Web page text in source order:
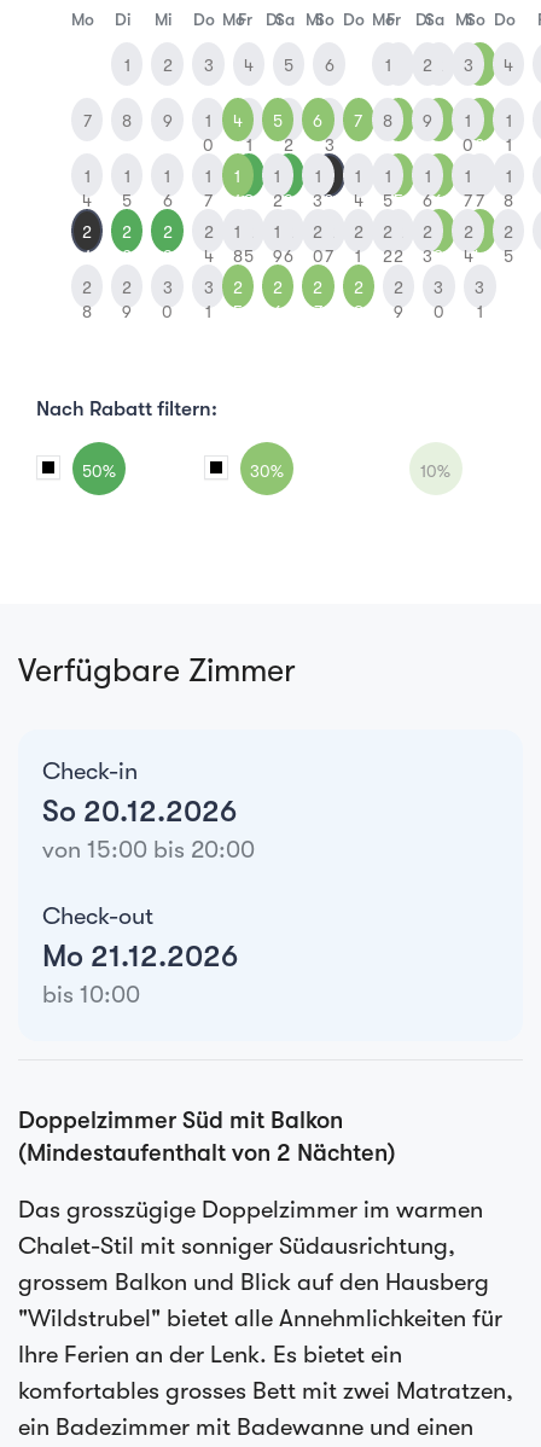
Mo Di Mi Do Fr Sa So
1 2 3 4 5 6
7 8 9
1
0
1
2
3
1
4
1
5
1
6
1
7
8
9
2
0
2
1
2
2
2
3
2
4
5
6
7
2
8
2
9
3
0
3
1
Mo Di Mi Do Fr Sa So
3
4 5 6 7 8 9
0
1
1
1
2
1
3
1
4
5
6
7
1
8
1
9
2
0
2
1
2
2
3
2
4
2
5
2
6
2
7
2
8
2
9
3
0
3
1
Mo Di Mi Do
1 2 3 4
8 9
1
0
1
1
1
5
1
6
1
7
1
8
2
2
2
3
2
4
2
5
Nach Rabatt filtern:
50% 30% 10%
Verfügbare Zimmer
Check-in
So 20.12.2026
von 15:00 bis 20:00
Check-out
Mo 21.12.2026
bis 10:00
Doppelzimmer Süd mit Balkon
(Mindestaufenthalt von 2 Nächten)
Das grosszügige Doppelzimmer im warmen
Chalet-Stil mit sonniger Südausrichtung,
grossem Balkon und Blick auf den Hausberg
"Wildstrubel" bietet alle Annehmlichkeiten für
Ihre Ferien an der Lenk. Es bietet ein
komfortables grosses Bett mit zwei Matratzen,
ein Badezimmer mit Badewanne und einen